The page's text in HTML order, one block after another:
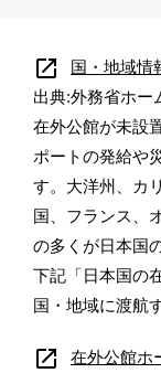
open_in_new
国・地域情
出典:外務省ホー
在外公館が未設
ポートの発給や
す。大洋州、カ
国、フランス、
の多くが日本国
下記「日本国の
国・地域に渡航
open_in_new
在外公館ホ